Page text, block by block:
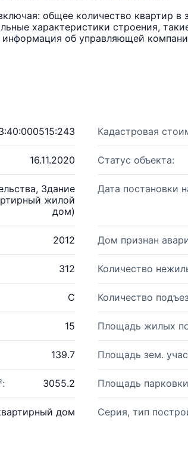
общее количество квартир в
характеристики строения,
об управляющей
Кадастровая
16.11.2020 Статус объекта:
Здание
жилой
дом)
Дата постановки
2012 Дом признан
312 Количество
C Количество
15 Площадь жилых
139.7 Площадь зем.
3055.2 Площадь
дом Серия, тип